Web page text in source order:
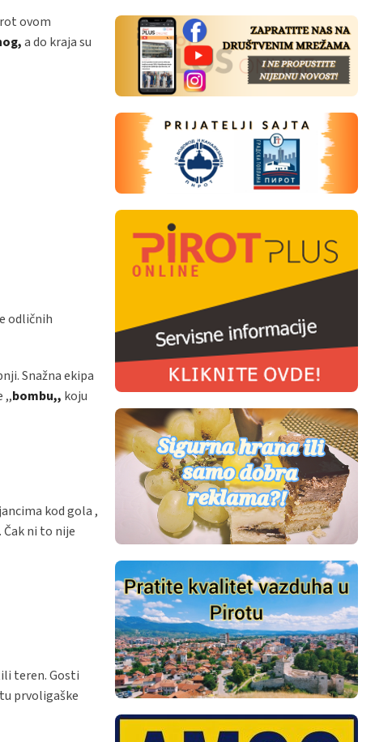
ovom
a do kraja su
odličnih
Snažna ekipa
,,bombu,, koju
kod gola ,
ni to nije
teren. Gosti
prvoligaške